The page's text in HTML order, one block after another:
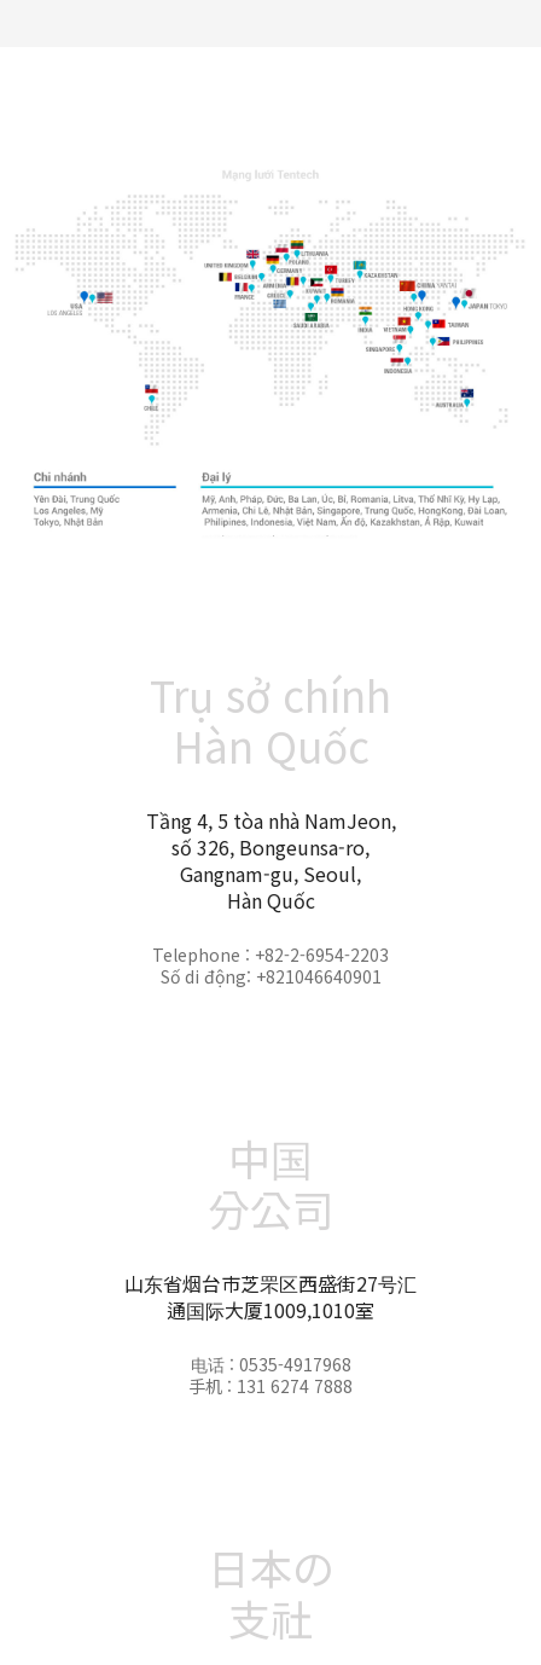
Trụ sở chính
Hàn Quốc
Tầng 4, 5 tòa nhà NamJeon,
số 326, Bongeunsa-ro,
Gangnam-gu, Seoul,
Hàn Quốc
Telephone : +82-2-6954-2203
Số di động: +821046640901
中国
分公司
山东省烟台市芝罘区西盛街27号汇
通国际大厦1009,1010室
电话 : 0535-4917968
手机 : 131 6274 7888
日本の
支社